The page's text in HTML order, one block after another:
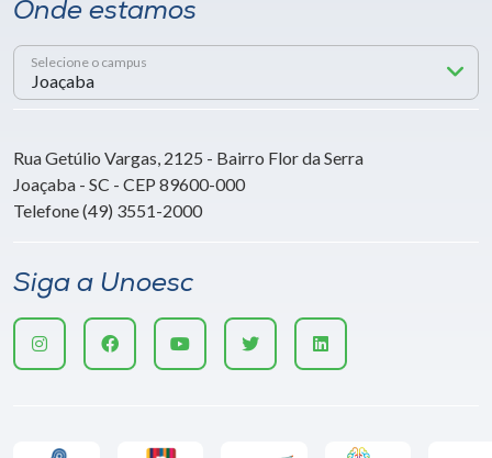
Onde estamos
Selecione o campus
Rua Getúlio Vargas, 2125 - Bairro Flor da Serra
Joaçaba - SC - CEP 89600-000
Telefone (49) 3551-2000
Siga a Unoesc